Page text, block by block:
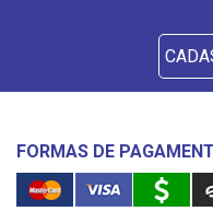
FORMAS DE